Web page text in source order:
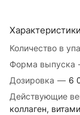
Характеристики
Количество в
Форма выпуска
Дозировка — 6
Действующие
коллаген,